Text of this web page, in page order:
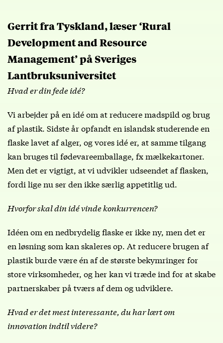
Gerrit fra Tyskland, læser ‘Rural
Development and Resource
Management’ på Sveriges
Lantbruksuniversitet
Hvad er din fede idé?
Vi arbejder på en idé om at reducere madspild og brug
af plastik. Sidste år opfandt en islandsk studerende en
flaske lavet af alger, og vores idé er, at samme tilgang
kan bruges til fødevareemballage, fx mælkekartoner.
Men det er vigtigt, at vi udvikler udseendet af flasken,
fordi lige nu ser den ikke særlig appetitlig ud.
Hvorfor skal din idé vinde konkurrencen?
Idéen om en nedbrydelig flaske er ikke ny, men det er
en løsning som kan skaleres op. At reducere brugen af
plastik burde være én af de største bekymringer for
store virksomheder, og her kan vi træde ind for at skabe
partnerskaber på tværs af dem og udviklere.
Hvad er det mest interessante, du har lært om
innovation indtil videre?